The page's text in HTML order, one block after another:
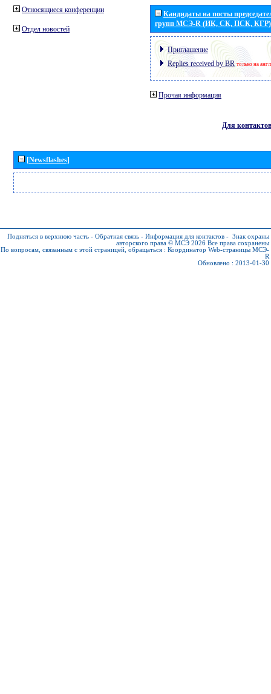
Относящиеся конференции
Отдел новостей
Кандидаты на посты
групп МСЭ-R (ИК, СК, ПСК, КГР)
Приглашение
Replies received by BR только на
Прочая информация
Для контактов
[Newsflashes]
Подняться в верхнюю часть - Обратная связь - Информация для контактов - Знак охраны
авторского права © МСЭ 2026 Все права сохранены
По вопросам, связанным с этой страницей, обращаться : Координатор Web-страницы МСЭ-
R
Обновлено : 2013-01-30